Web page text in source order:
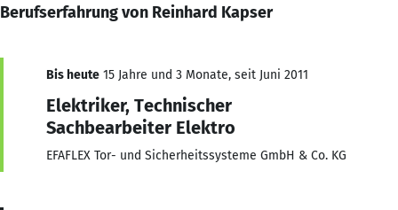
Berufserfahrung von Reinhard Kapser
Bis heute 15 Jahre und 3 Monate, seit Juni 2011
Elektriker, Technischer
Sachbearbeiter Elektro
EFAFLEX Tor- und Sicherheitssysteme GmbH & Co. KG